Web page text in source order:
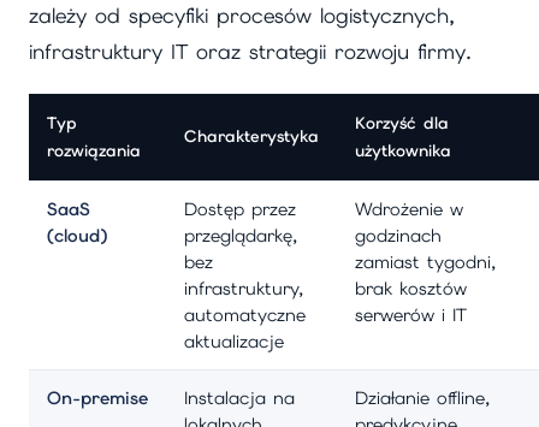
zależy od specyfiki procesów logistycznych,
infrastruktury IT oraz strategii rozwoju firmy.
Typ
rozwiązania
Charakterystyka
Korzyść dla
użytkownika
SaaS
(cloud)
Dostęp przez
przeglądarkę,
bez
infrastruktury,
automatyczne
aktualizacje
Wdrożenie w
godzinach
zamiast tygodni,
brak kosztów
serwerów i IT
On-premise
Instalacja na
Działanie offline,